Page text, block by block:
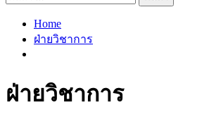
Home
ฝ่ายวิชาการ
ฝ่ายวิชาการ